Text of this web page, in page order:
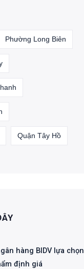
Phường Long Biên
Quận Tây Hồ
hàng BIDV lựa chọn
định giá